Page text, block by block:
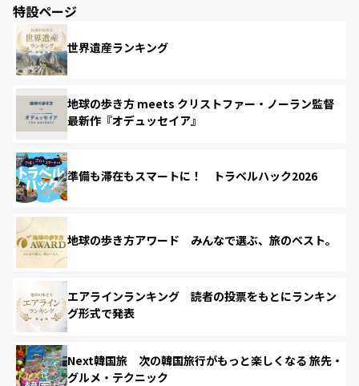
特設ページ
世界遺産ランキング
地球の歩き方 meets クリストファー・ノーラン監督
最新作『オデュッセイア』
準備も滞在もスマートに！ トラベルハック2026
地球の歩き方アワード みんなで選ぶ、旅のベスト。
エアラインランキング 読者の投票をもとにランキン
グ形式で発表
Next韓国旅 次の韓国旅行がもっと楽しくなる 旅先・
グルメ・テクニック